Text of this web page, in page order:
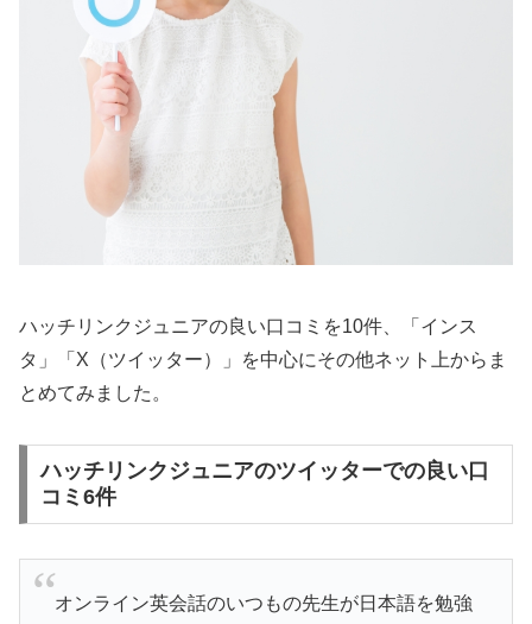
ハッチリンクジュニアの良い口コミを10件、「インス
タ」「X（ツイッター）」を中心にその他ネット上からま
とめてみました。
ハッチリンクジュニアのツイッターでの良い口
コミ6件
オンライン英会話のいつもの先生が日本語を勉強